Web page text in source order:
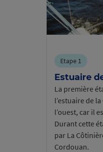
Etape 1
Estuaire
La première
l’estuaire de
l’ouest, car il
Durant cette
par La
Cordouan.